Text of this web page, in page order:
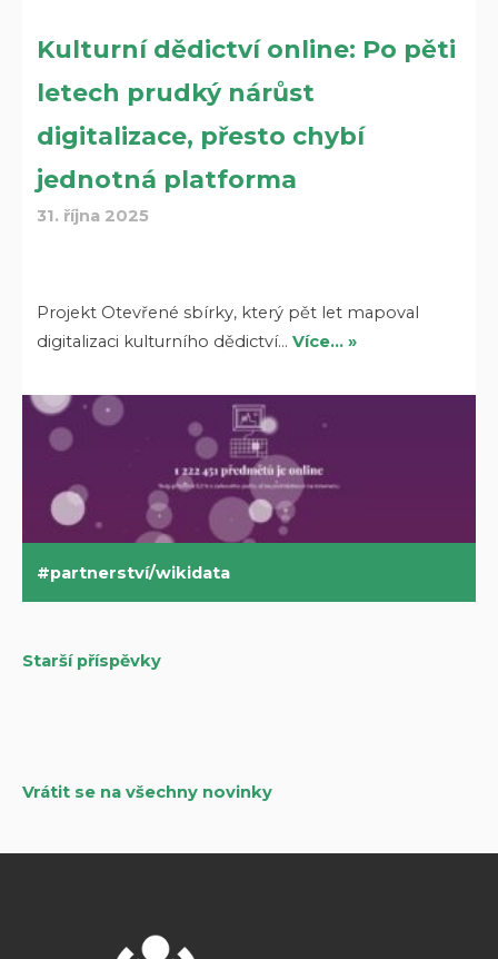
Kulturní dědictví online: Po pěti
letech prudký nárůst
digitalizace, přesto chybí
jednotná platforma
31. října 2025
Projekt Otevřené sbírky, který pět let mapoval
digitalizaci kulturního dědictví…Více… »
partnerství/wikidata
Navigace
Starší příspěvky
Vrátit se na všechny novinky